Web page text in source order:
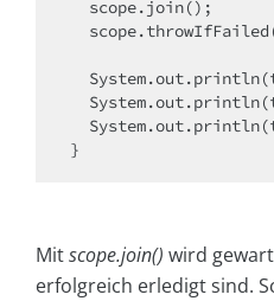
}
Mitscope.join() wird
erfolgreich erledigt sind.